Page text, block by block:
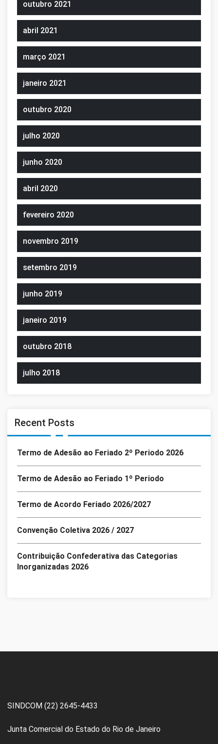
outubro 2021
abril 2021
março 2021
janeiro 2021
outubro 2020
julho 2020
junho 2020
abril 2020
fevereiro 2020
novembro 2019
setembro 2019
junho 2019
janeiro 2019
outubro 2018
julho 2018
Recent Posts
Termo de Adesão ao Feriado 2º Periodo 2026
Termo de Adesão ao Feriado 1º Periodo
Termo de Acordo Feriado 2026/2027
Convenção Coletiva 2026 / 2027
Contribuição Confederativa das Categorias
Inorganizadas 2026
SINDCOM (22) 2645-4433
Junta Comercial do Estado do Rio de Janeiro